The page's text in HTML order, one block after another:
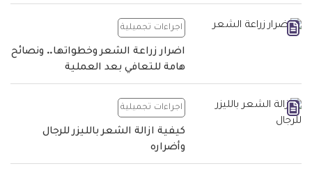
اجراءات تجميلية
اضرار زراعة الشعر وخطواتها.. ونصائح
هامة للتعافي بعد العملية
اجراءات تجميلية
كيفية ازالة الشعر بالليزر للرجال
وأضراره